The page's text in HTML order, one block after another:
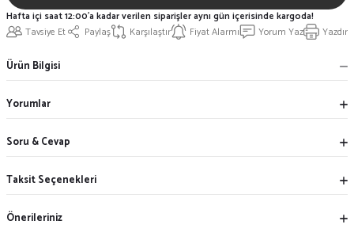
Tavsiye Et Paylaş Karşılaştır Fiyat Alarmı Yorum Yaz Yazdır
Hafta içi saat 12:00'a kadar verilen siparişler aynı gün içerisinde kargoda!
Ürün Bilgisi
Yorumlar
Soru & Cevap
Taksit Seçenekleri
Önerileriniz